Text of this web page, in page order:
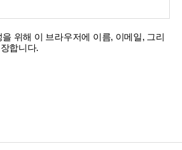
위해 이 브라우저에 이름, 이메일, 그리
합니다.